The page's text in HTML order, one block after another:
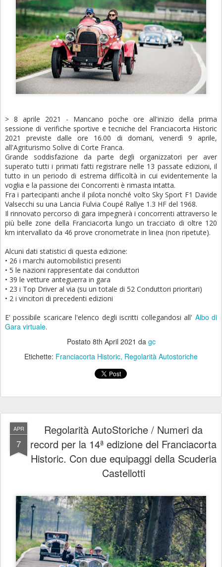
> 8 aprile 2021 - Mancano poche ore all'inizio della prima
sessione di verifiche sportive e tecniche del Franciacorta Historic
2021 previste dalle ore 16.00 di domani, venerdì 9 aprile,
all'Agriturismo Solive di Corte Franca.
Grande soddisfazione da parte degli organizzatori per aver
superato tutti i primati fatti registrare nelle 13 passate edizioni, il
tutto in un periodo di estrema difficoltà in cui evidentemente la
voglia e la passione dei Concorrenti è rimasta intatta.
Fra i partecipanti anche il pilota nonché volto Sky Sport F1 Davide
Valsecchi su una Lancia Fulvia Coupé Rallye 1.3 HF del 1968.
Il rinnovato percorso di gara impegnerà i concorrenti attraverso le
più belle zone della Franciacorta lungo un tracciato di oltre 120
km intervallato da 46 prove cronometrate in linea (non ripetute).
Alcuni dati statistici di questa edizione:
• 26 i marchi automobilistici presenti
• 5 le nazioni rappresentate dai conduttori
• 39 le vetture anteguerra in gara
• 23 i Top Driver al via (su un totale di 52 Conduttori prioritari)
• 2 i vincitori di precedenti edizioni
E' possibile scaricare l'elenco degli iscritti collegandosi all' Albo di
Gara virtuale.
Postato 8th April 2021 da gc
Etichette: Franciacorta Historic Regolarità Autostoriche
APR
7
Regolarità AutoStoriche / Numeri da
record per la 14ª edizione del Franciacorta
Historic. Con due equipaggi della Scuderia
Castellotti